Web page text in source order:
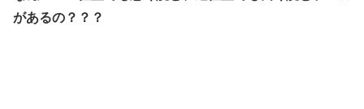
があるの？？？